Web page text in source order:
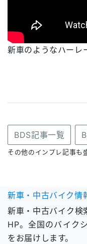
新車のようなハーレ
BDS記事一覧
その他のインプレ記事も
新車・中古バイク情
新車・中古バイク検
HP。全国のバイク
をお届けします。